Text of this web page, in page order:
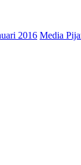
2016 Media